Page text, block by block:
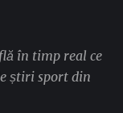
în timp real ce
știri sport din